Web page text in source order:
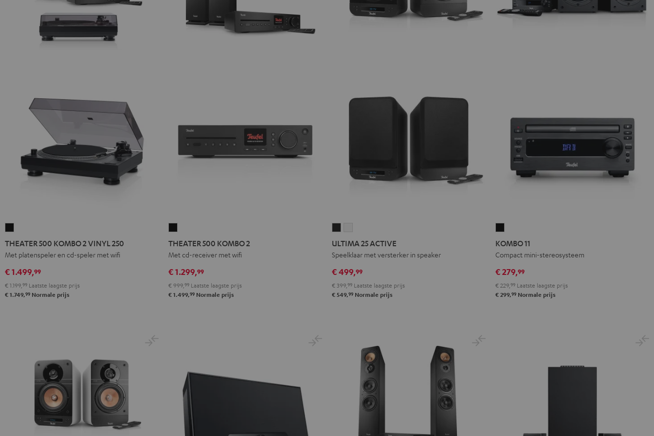
500
KOMBO
VINYL
250
Zwart
THEATER 500 KOMBO 2 VINYL 250
Met platenspeler en cd-speler met wifi
€ 1.499,99
€ 1.199, 99 Laatste laagste prijs
€ 1.749,99 Normale prijs
500
KOMBO
Zwart
THEATER 500 KOMBO 2
Met cd-receiver met wifi
€ 1.299,99
€ 999, 99 Laatste laagste prijs
€ 1.499,99 Normale prijs
25
ACTIVE
black
25
ACTIVE
White
ULTIMA 25 ACTIVE
Speelklaar met versterker in speaker
€ 499,99
€ 399, 99 Laatste laagste prijs
€ 549,99 Normale prijs
11
Zwart
KOMBO 11
Compact mini-stereosysteem
€ 279,99
€ 229, 99 Laatste laagste prijs
€ 299,99 Normale prijs